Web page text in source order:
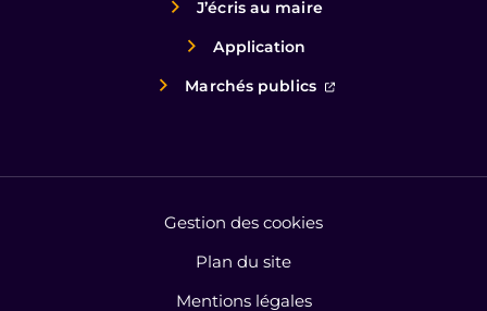
J’écris au maire
Application
Marchés publics
(ouverture dans
Gestion des cookies
Plan du site
Mentions légales